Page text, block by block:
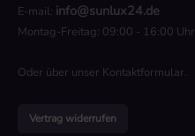
E-mail: info@sunlux24.de
Montag-Freitag: 09:00 - 16:00 Uhr
Oder über unser Kontaktformular.
Vertrag widerrufen